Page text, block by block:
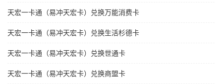
天宏一卡通（易冲天宏卡）兑换万能消费卡
天宏一卡通（易冲天宏卡）兑换生活杉德卡
天宏一卡通（易冲天宏卡）兑换世通卡
天宏一卡通（易冲天宏卡）兑换商盟卡